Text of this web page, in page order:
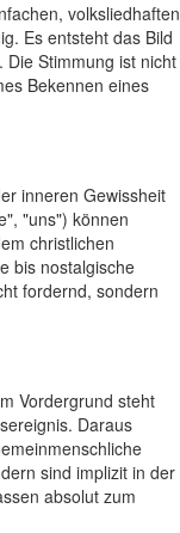
volksliedhaften
Es entsteht das Bild
Stimmung ist nicht
Bekennen eines
inneren Gewissheit
"uns") können
christlichen
bis nostalgische
fordernd, sondern
Vordergrund steht
Daraus
sind implizit in der
absolut zum